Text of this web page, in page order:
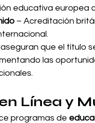
educativa europea
– Acreditación
que el título
las
Línea y
programas de